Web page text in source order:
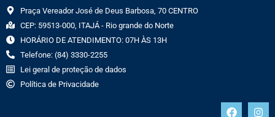
Praça Vereador José de Deus Barbosa, 70 CENTRO
CEP: 59513-000, ITAJÁ - Rio grande do Norte
HORÁRIO DE ATENDIMENTO: 07H ÀS 13H
Telefone: (84) 3330-2255
Lei geral de proteção de dados
Política de Privacidade